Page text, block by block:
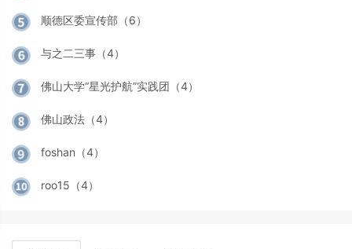
顺德区委宣传部（6）
与之二三事（4）
佛山大学“星光护航”实践团（4）
佛山政法（4）
foshan（4）
roo15（4）